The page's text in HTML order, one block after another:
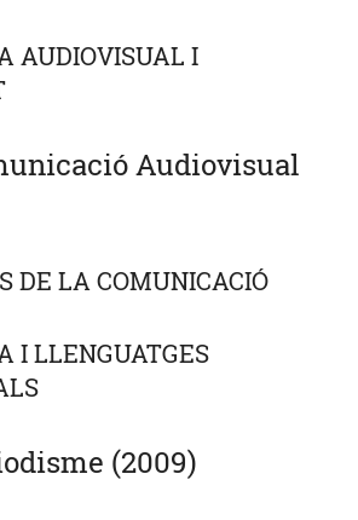
AUDIOVISUAL I
Audiovisual
DE LA COMUNICACIÓ
I LLENGUATGES
(2009)